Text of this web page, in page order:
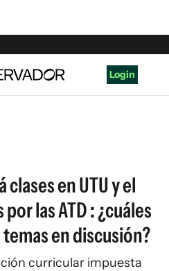
Login
en UTU y el
las ATD : ¿cuáles
en discusión?
curricular impuesta